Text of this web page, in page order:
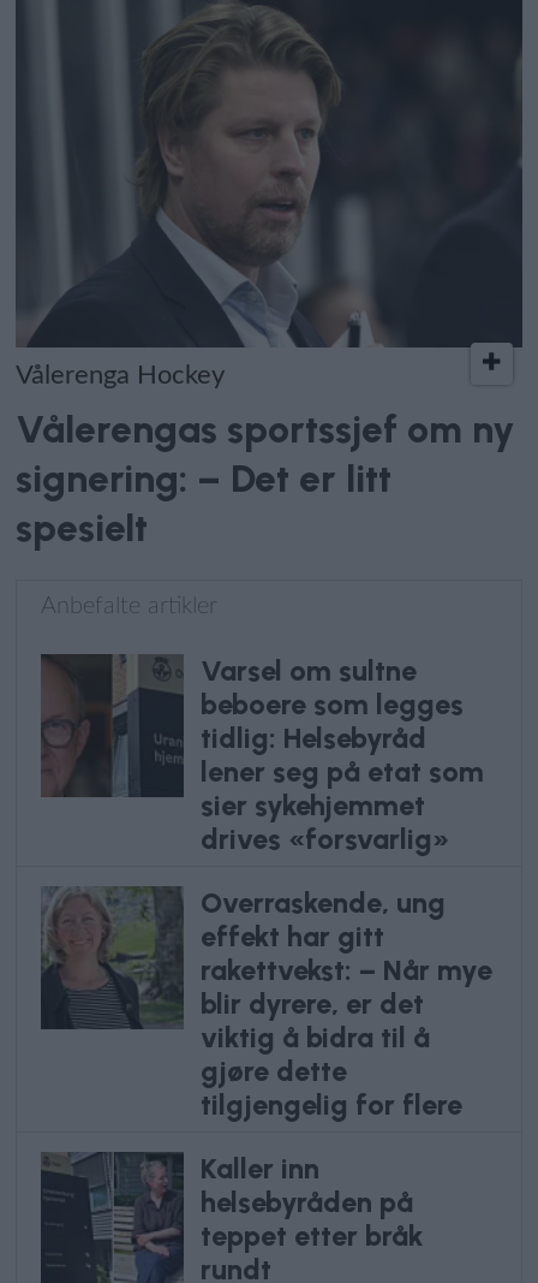
Vålerenga Hockey
Vålerengas sportssjef om ny
signering: – Det er litt
spesielt
Anbefalte artikler
Varsel om sultne
beboere som legges
tidlig: Helsebyråd
lener seg på etat som
sier sykehjemmet
drives «forsvarlig»
Overraskende, ung
effekt har gitt
rakettvekst: – Når mye
blir dyrere, er det
viktig å bidra til å
gjøre dette
tilgjengelig for flere
Kaller inn
helsebyråden på
teppet etter bråk
rundt